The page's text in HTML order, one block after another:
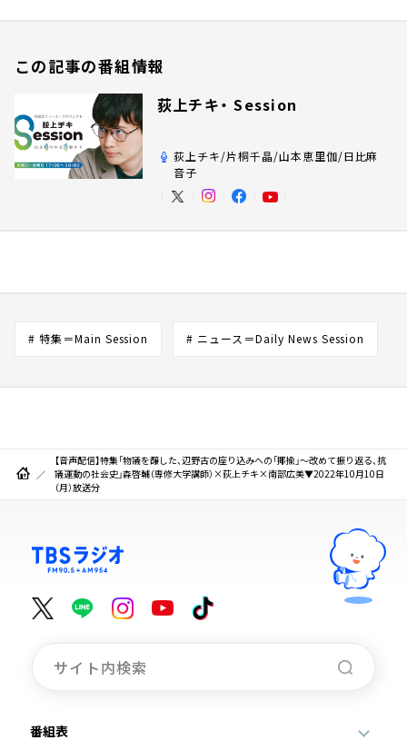
この記事の番組情報
荻上チキ・ Session
荻上チキ/片桐千晶/山本恵里伽/日比麻
音子
# 特集＝Main Session # ニュース＝Daily News Session
【音声配信】特集「物議を醸した、辺野古の座り込みへの「揶揄」～改めて振り返る、抗
議運動の社会史」森啓輔（専修大学講師）×荻上チキ×南部広美▼2022年10月10日
（月）放送分
番組表